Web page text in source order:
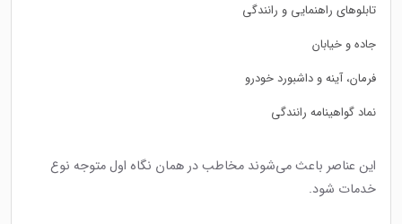
تابلوهای راهنمایی و رانندگی
جاده و خیابان
فرمان، آینه و داشبورد خودرو
نماد گواهینامه رانندگی
این عناصر باعث می‌شوند مخاطب در همان نگاه اول متوجه نوع
خدمات شود.